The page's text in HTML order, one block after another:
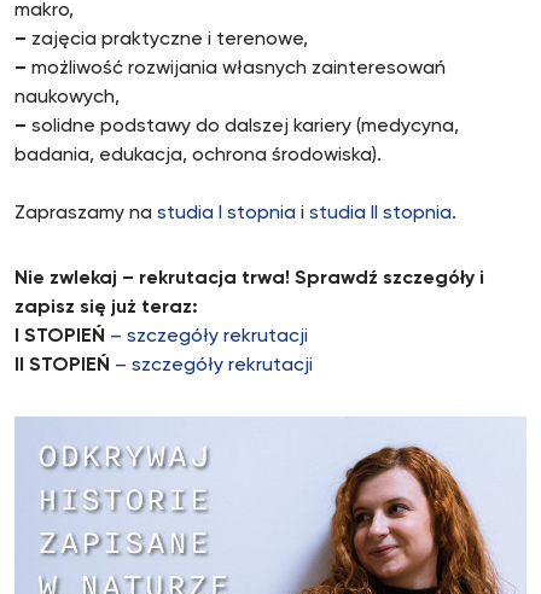
makro,
– zajęcia praktyczne i terenowe,
– możliwość rozwijania własnych zainteresowań
naukowych,
– solidne podstawy do dalszej kariery (medycyna,
badania, edukacja, ochrona środowiska).
Zapraszamy na studia I stopnia i studia II stopnia.
Nie zwlekaj – rekrutacja trwa! Sprawdź szczegóły i
zapisz się już teraz:
I STOPIEŃ – szczegóły rekrutacji
II STOPIEŃ – szczegóły rekrutacji